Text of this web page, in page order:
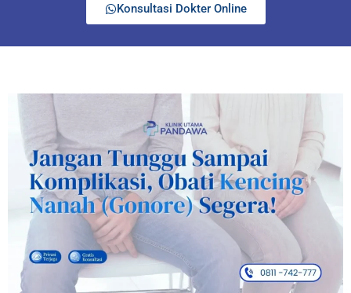
Konsultasi Dokter Online